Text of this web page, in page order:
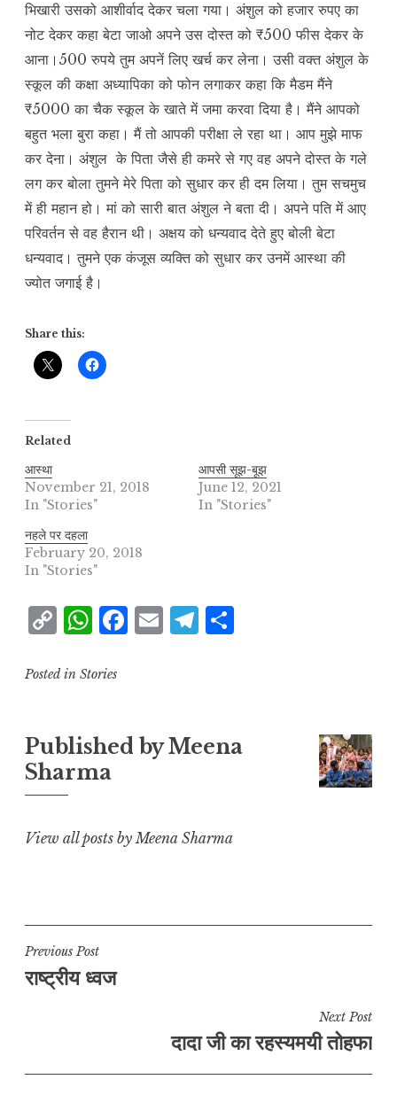
भिखारी उसको आशीर्वाद देकर चला गया। अंशुल को हजार रुपए का
नोट देकर कहा बेटा जाओ अपने उस दोस्त को ₹500 फीस देकर के
आना।500 रुपये तुम अपनें लिए खर्च कर लेना। उसी वक्त अंशुल के
स्कूल की कक्षा अध्यापिका को फोन लगाकर कहा कि मैडम मैंने
₹5000 का चैक स्कूल के खाते में जमा करवा दिया है। मैंने आपको
बहुत भला बुरा कहा। मैं तो आपकी परीक्षा ले रहा था। आप मुझे माफ
कर देना। अंशुल के पिता जैसे ही कमरे से गए वह अपने दोस्त के गले
लग कर बोला तुमने मेरे पिता को सुधार कर ही दम लिया। तुम सचमुच
में ही महान हो। मां को सारी बात अंशुल ने बता दी। अपने पति में आए
परिवर्तन से वह हैरान थी। अक्षय को धन्यवाद देते हुए बोली बेटा
धन्यवाद। तुमने एक कंजूस व्यक्ति को सुधार कर उनमें आस्था की
ज्योत जगाई है।
Share this:
Related
आस्था
November 21, 2018
In "Stories"
आपसी सूझ-बूझ
June 12, 2021
In "Stories"
नहले पर दहला
February 20, 2018
In "Stories"
C
p
L
i
n
W
at
A
p
p
F
b
o
E
T
r
a
e
Posted in Stories
Published byMeena
Sharma
View all posts by Meena Sharma
Post
navigation
Previous Post
राष्ट्रीय ध्वज
Next Post
दादा जी का रहस्यमयी तोहफा